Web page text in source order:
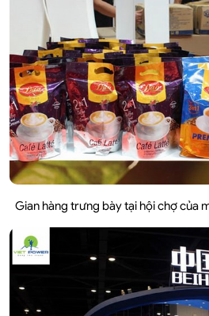
Gian hàng trưng bày tại hội chợ của